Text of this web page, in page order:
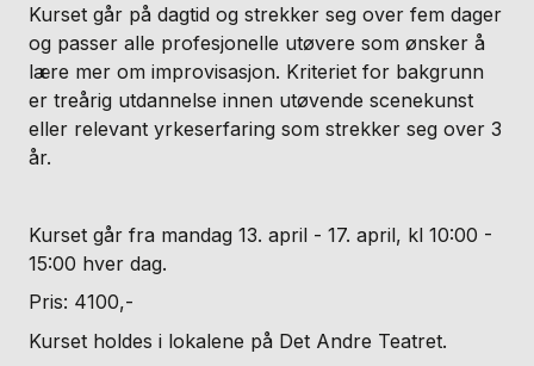
Kurset går på dagtid og strekker seg over fem dager
og passer alle profesjonelle utøvere som ønsker å
lære mer om improvisasjon. Kriteriet for bakgrunn
er treårig utdannelse innen utøvende scenekunst
eller relevant yrkeserfaring som strekker seg over 3
år.
Kurset går fra mandag 13. april - 17. april, kl 10:00 -
15:00 hver dag.
Pris: 4100,-
Kurset holdes i lokalene på Det Andre Teatret.